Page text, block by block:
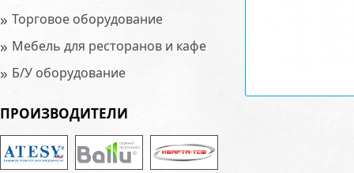
» Торговое оборудование
» Мебель для ресторанов и кафе
» Б/У оборудование
ПРОИЗВОДИТЕЛИ